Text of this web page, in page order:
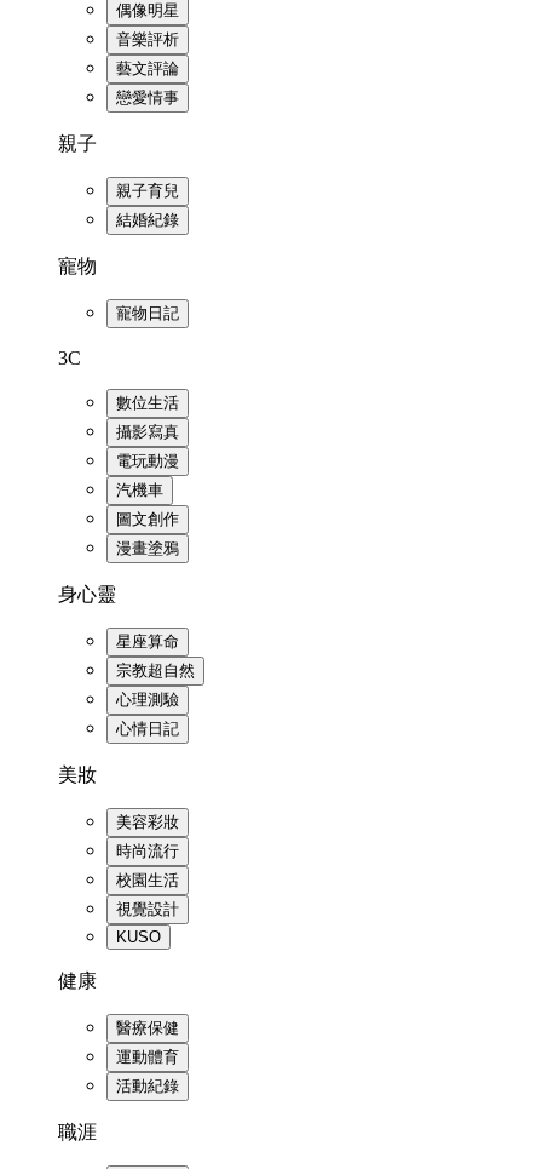
偶像明星
音樂評析
藝文評論
戀愛情事
親子
親子育兒
結婚紀錄
寵物
寵物日記
3C
數位生活
攝影寫真
電玩動漫
汽機車
圖文創作
漫畫塗鴉
身心靈
星座算命
宗教超自然
心理測驗
心情日記
美妝
美容彩妝
時尚流行
校園生活
視覺設計
KUSO
健康
醫療保健
運動體育
活動紀錄
職涯